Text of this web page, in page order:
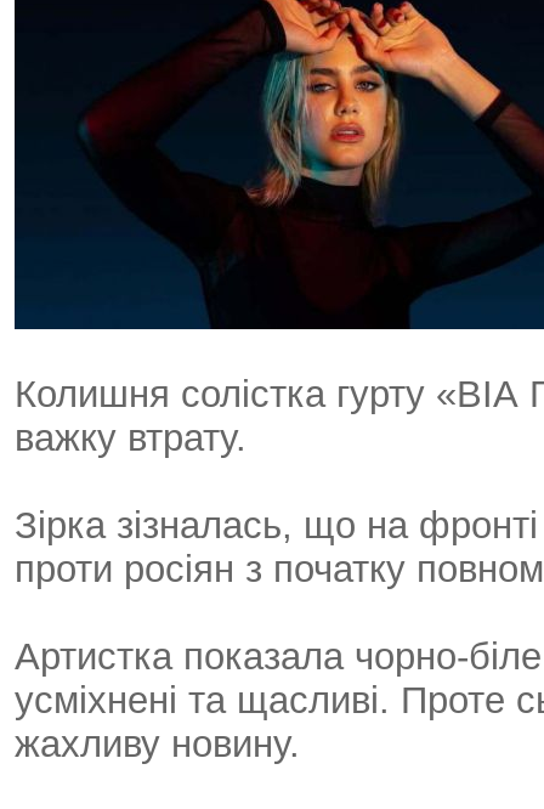
Колишня солістка гурту «ВІА
важку втрату.
Зірка зізналась, що на
проти росіян з початку
Артистка показала чорно-
усміхнені та щасливі. Проте
жахливу новину.